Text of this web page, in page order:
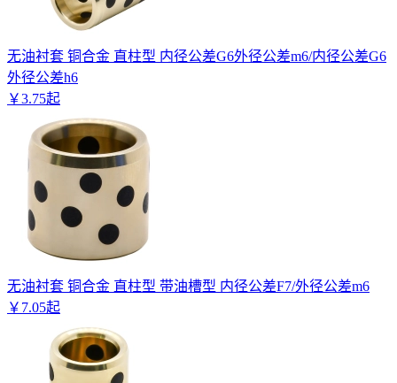
无油衬套 铜合金 直柱型 内径公差G6外径公差m6/内径公差G6
外径公差h6
￥3.75起
无油衬套 铜合金 直柱型 带油槽型 内径公差F7/外径公差m6
￥ 7.05起